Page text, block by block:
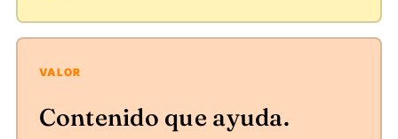
VALOR
Contenido que ayuda.